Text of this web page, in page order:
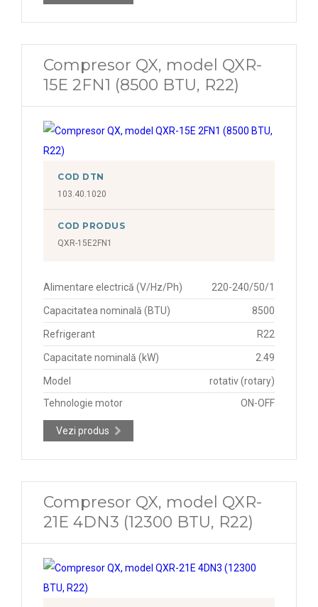
Compresor QX, model QXR-
15E 2FN1 (8500 BTU, R22)
COD DTN
103.40.1020
COD PRODUS
QXR-15E2FN1
Alimentare electrică (V/Hz/Ph) 220-240/50/1
Capacitatea nominală (BTU) 8500
Refrigerant R22
Capacitate nominală (kW) 2.49
Model
rotativ (rotary)
Tehnologie motor
ON-OFF
Vezi produs
Compresor QX, model QXR-
21E 4DN3 (12300 BTU, R22)